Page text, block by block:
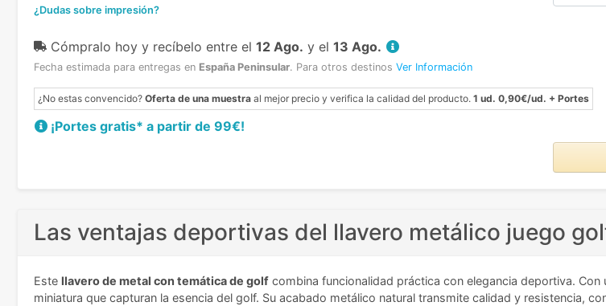
¿Dudas sobre impresión?
Cómpralo hoy y recíbelo entre el 12 Ago. y el 13 Ago.
Fecha estimada para entregas en España Peninsular. Para otros destinos Ver Información
¿No estas convencido? Oferta de una muestra al mejor precio y verifica la calidad del producto. 1 ud. 0,90€/ud. + Portes
¡Portes gratis* a partir de 99€!
Las ventajas deportivas del llavero metálico juego
Este llavero de metal con temática de golf combina funcionalidad práctica con elegancia deportiva.
miniatura que capturan la esencia del golf. Su acabado metálico natural transmite calidad y resistencia,